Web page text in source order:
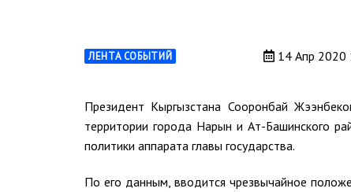
ЛЕНТА СОБЫТИЙ 14 Апр 2020
Президент Кыргызстана Сооронбай
территории города Нарын и Ат-Башинского
политики аппарата главы государства.
По его данным, вводится чрезвычайное